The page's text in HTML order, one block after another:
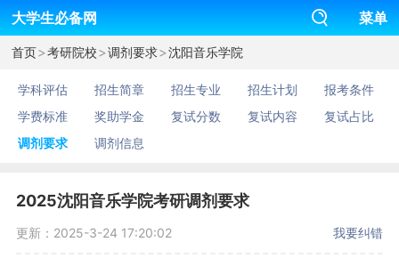
大学生必备网 菜单
首页>考研院校>调剂要求>沈阳音乐学院
学科评估 招生简章 招生专业 招生计划
报考条件
学费标准
奖助学金 复试分数 复试内容
复试占比
调剂要求
调剂信息
2025沈阳音乐学院考研调剂要求
更新：2025-3-24 17:20:02 我要纠错